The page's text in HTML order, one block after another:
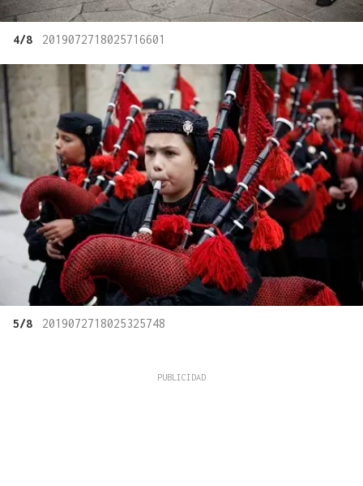
4/8 2019072718025716601
5/8 2019072718025325748